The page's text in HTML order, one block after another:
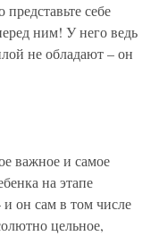
себе
ним! У него ведь
не обладают – он
важное и самое
на этапе
он сам в том числе
цельное,